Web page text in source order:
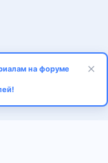
конфиденциальности
на форуме